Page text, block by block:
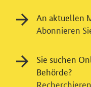
Wir bitten Sie an
verschiedene
unsere
An aktuellen
Abonnieren
Sie suchen
Behörde?